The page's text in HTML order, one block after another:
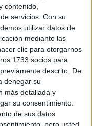
contenido,
servicios. Con su
utilizar datos de
mediante las
clic para otorgarnos
1733 socios para
descrito. De
denegar su
más detallada y
su consentimiento.
de sus datos
pero usted
enviar comentarios
#2)
todo, si eres bueno
acabaras con un
informáticos,